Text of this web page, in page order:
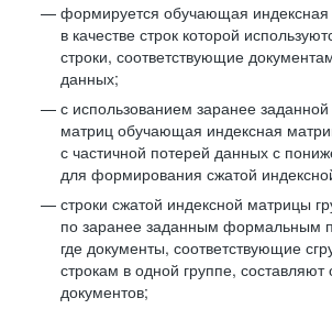
формируется обучающая индексная
в качестве строк которой
строки, соответствующие
данных;
с использованием заранее
матриц обучающая индексная
с частичной потерей данных с
для формирования сжатой
строки сжатой индексной матрицы
по заранее заданным формальным
где документы, соответствующие
строкам в одной группе,
документов;